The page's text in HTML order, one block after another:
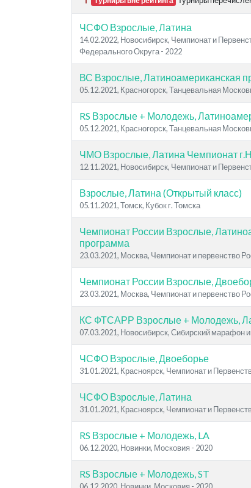
ЧСФО Взрослые, Латина
14.02.2022, Новосибирск, Чемпионат и
Федерального Округа - 2022
ВС Взрослые, Латиноамериканская
05.12.2021, Красногорск, Танцевальная
RS Взрослые + Молодежь,
05.12.2021, Красногорск, Танцевальная
ЧМО Взрослые, Латина Чемпионат
12.11.2021, Новосибирск, Чемпионат и
Взрослые, Латина (Открытый класс)
05.11.2021, Томск, Кубок г. Томска
Чемпионат России Взрослые,
программа
23.03.2021, Москва, Чемпионат и первенство
Чемпионат России Взрослые,
23.03.2021, Москва, Чемпионат и первенство
КС ФТСАРР Взрослые + Молодежь,
07.03.2021, Новосибирск, Сибирский марафон
ЧСФО Взрослые, Двоеборье
31.01.2021, Красноярск, Чемпионат и
ЧСФО Взрослые, Латина
31.01.2021, Красноярск, Чемпионат и
RS Взрослые + Молодежь, LA
06.12.2020, Новинки, Московия - 2020
RS Взрослые + Молодежь, ST